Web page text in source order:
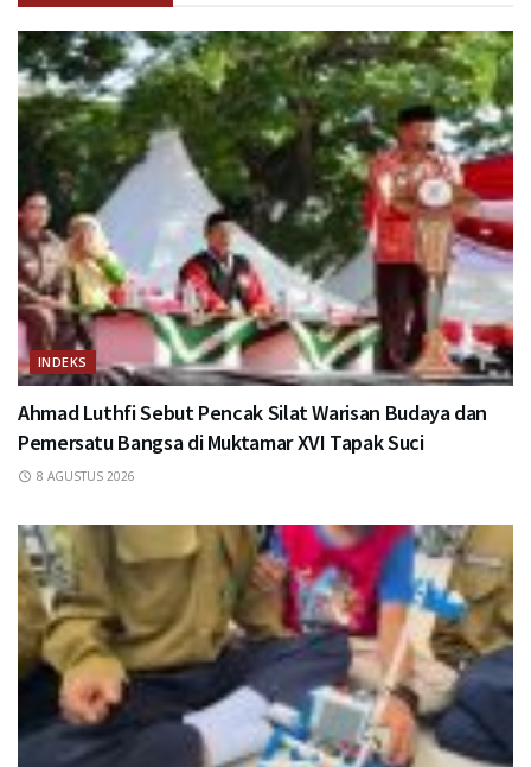
INDEKS
Ahmad Luthfi Sebut Pencak Silat Warisan Budaya dan
Pemersatu Bangsa di Muktamar XVI Tapak Suci
8 AGUSTUS 2026